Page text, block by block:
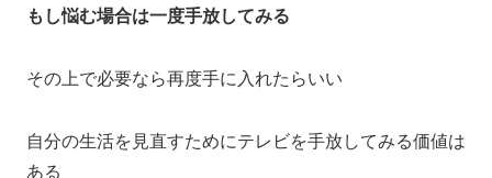
もし悩む場合は一度手放してみる
その上で必要なら再度手に入れたらいい
自分の生活を見直すためにテレビを手放してみる価値は
ある